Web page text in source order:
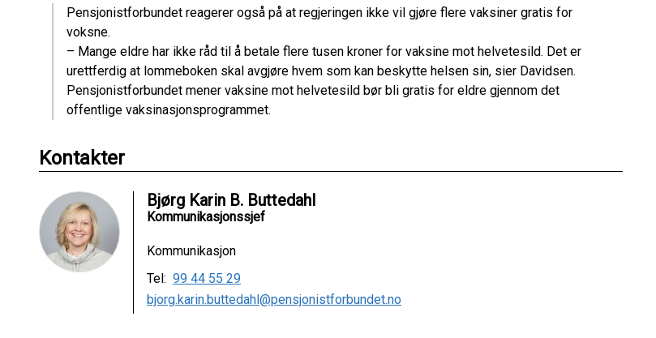
Pensjonistforbundet reagerer også på at regjeringen ikke vil gjøre flere vaksiner gratis for
voksne.
– Mange eldre har ikke råd til å betale flere tusen kroner for vaksine mot helvetesild. Det er
urettferdig at lommeboken skal avgjøre hvem som kan beskytte helsen sin, sier Davidsen.
Pensjonistforbundet mener vaksine mot helvetesild bør bli gratis for eldre gjennom det
offentlige vaksinasjonsprogrammet.
Kontakter
Bjørg Karin B. Buttedahl
Kommunikasjonssjef
Kommunikasjon
Tel: 99 44 55 29
bjorg.karin.buttedahl@pensjonistforbundet.no